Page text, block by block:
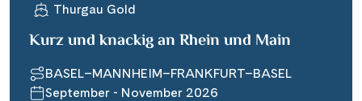
Thurgau Gold
Kurz und knackig an Rhein und Main
BASEL–MANNHEIM–FRANKFURT–BASEL
September - November 2026